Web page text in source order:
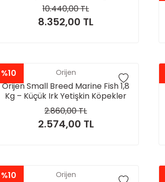
10.440,00 TL
8.352,00 TL
%10 Orijen
Orijen Small Breed Marine Fish 1,8
Kg – Küçük Irk Yetişkin Köpekler
İçin
2.860,00 TL
2.574,00 TL
%10 Orijen